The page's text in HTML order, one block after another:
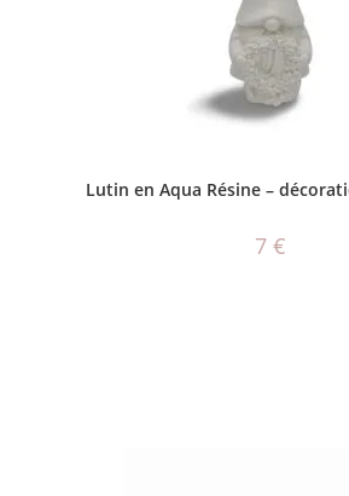
Lutin en Aqua Résine –
7 €